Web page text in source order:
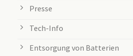
Presse
Tech-Info
Entsorgung von Batterien